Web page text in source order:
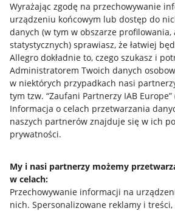
Wyrażając zgodę na przechowywanie
urządzeniu końcowym lub dostęp do
danych (w tym w obszarze profilowania,
statystycznych) sprawiasz, że łatwiej
Allegro dokładnie to, czego szukasz i
Administratorem Twoich danych
w niektórych przypadkach nasi
tym tzw. “Zaufani Partnerzy IAB Europe”
Informacja o celach przetwarzania
naszych partnerów znajduje się w ich
prywatności.
My i nasi partnerzy możemy
w celach:
Przechowywanie informacji na
nich. Spersonalizowane reklamy i
Przydatne informacje
Jak to działa
Allegro Gadane dla sprzedających
Allegro Gadane dla kupujących